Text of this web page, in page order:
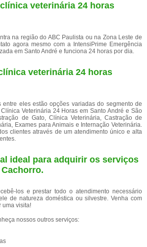
veterinária 24 horas
na região do ABC Paulista ou na Zona Leste de
agora mesmo com a IntensiPrime Emergência
em Santo André e funciona 24 horas por dia.
veterinária 24 horas
entre eles estão opções variadas do segmento de
Veterinária 24 Horas em Santo André e São
de Gato, Clínica Veterinária, Castração de
Exames para Animais e Internação Veterinária.
clientes através de um atendimento único e alta
ideal para adquirir os serviços
.
los e prestar todo o atendimento necessário
de natureza doméstica ou silvestre. Venha com
uma visita!
nossos outros serviços: